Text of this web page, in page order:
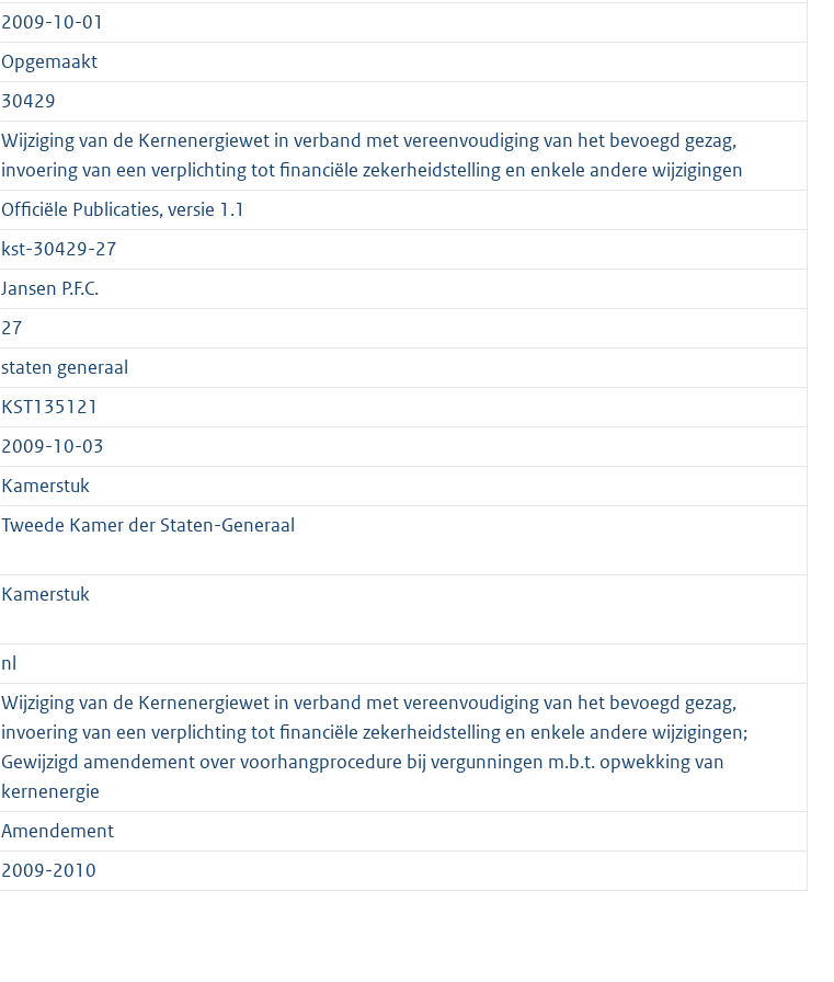
s
g
r
o
t
t
e
:
2
b
d
s
g
o
o
t
t
e
:
K
b
2009-10-01
Opgemaakt
30429
Wijziging van de Kernenergiewet in verband met vereenvoudiging van het bevoegd gezag,
invoering van een verplichting tot financiële zekerheidstelling en enkele andere wijzigingen
Officiële Publicaties, versie 1.1
kst-30429-27
Jansen P.F.C.
27
staten generaal
KST135121
2009-10-03
Kamerstuk
Tweede Kamer der Staten-Generaal
Kamerstuk
nl
Wijziging van de Kernenergiewet in verband met vereenvoudiging van het bevoegd gezag,
invoering van een verplichting tot financiële zekerheidstelling en enkele andere wijzigingen;
Gewijzigd amendement over voorhangprocedure bij vergunningen m.b.t. opwekking van
kernenergie
Amendement
2009-2010